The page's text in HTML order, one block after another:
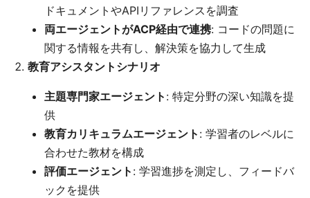
ドキュメントやAPIリファレンスを調査
両エージェントがACP経由で連携: コードの問題に
関する情報を共有し、解決策を協力して生成
教育アシスタントシナリオ
主題専門家エージェント : 特定分野の深い知識を提
供
教育カリキュラムエージェント : 学習者のレベルに
合わせた教材を構成
評価エージェント : 学習進捗を測定し、フィードバ
ックを提供